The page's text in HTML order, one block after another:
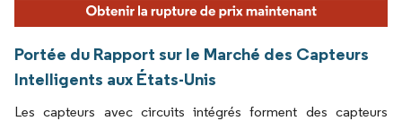
Portée du Rapport sur le Marché des Capteurs
Intelligents aux États-Unis
Les capteurs avec circuits intégrés forment des capteurs